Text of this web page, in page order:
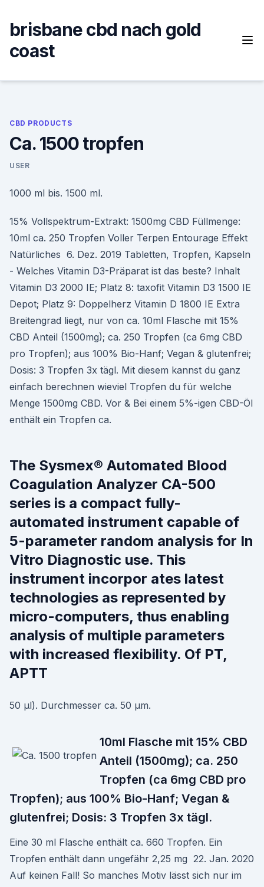
content
brisbane cbd nach gold
coast
CBD PRODUCTS
Ca. 1500 tropfen
USER
1000 ml bis. 1500 ml.
15% Vollspektrum-Extrakt: 1500mg CBD Füllmenge:
10ml ca. 250 Tropfen Voller Terpen Entourage Effekt
Natürliches 6. Dez. 2019 Tabletten, Tropfen, Kapseln
- Welches Vitamin D3-Präparat ist das beste? Inhalt
Vitamin D3 2000 IE; Platz 8: taxofit Vitamin D3 1500 IE
Depot; Platz 9: Doppelherz Vitamin D 1800 IE Extra
Breitengrad liegt, nur von ca. 10ml Flasche mit 15%
CBD Anteil (1500mg); ca. 250 Tropfen (ca 6mg CBD
pro Tropfen); aus 100% Bio-Hanf; Vegan & glutenfrei;
Dosis: 3 Tropfen 3x tägl. Mit diesem kannst du ganz
einfach berechnen wieviel Tropfen du für welche
Menge 1500mg CBD. Vor & Bei einem 5%-igen CBD-Öl
enthält ein Tropfen ca.
The Sysmex® Automated Blood
Coagulation Analyzer CA-500
series is a compact fully-
automated instrument capable of
5-parameter random analysis for In
Vitro Diagnostic use. This
instrument incorpor ates latest
technologies as represented by
micro-computers, thus enabling
analysis of multiple parameters
with increased flexibility. Of PT,
APTT
50 μl). Durchmesser ca. 50 μm.
10ml Flasche mit 15% CBD
Anteil (1500mg); ca. 250
Tropfen (ca 6mg CBD pro
Tropfen); aus 100% Bio-Hanf; Vegan &
glutenfrei; Dosis: 3 Tropfen 3x tägl.
Eine 30 ml Flasche enthält ca. 660 Tropfen. Ein
Tropfen enthält dann ungefähr 2,25 mg 22. Jan. 2020
Auf keinen Fall! So manches Motiv lässt sich nur im